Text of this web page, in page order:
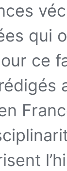
qui
ce